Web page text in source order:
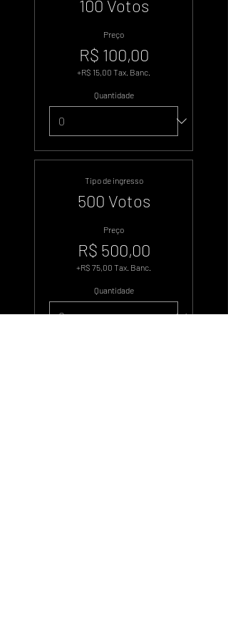
100 Votos
Preço
R$ 100,00
+R$ 15,00 Tax. Banc.
Quantidade
Tipo de ingresso
500 Votos
Preço
R$ 500,00
+R$ 75,00 Tax. Banc.
Quantidade